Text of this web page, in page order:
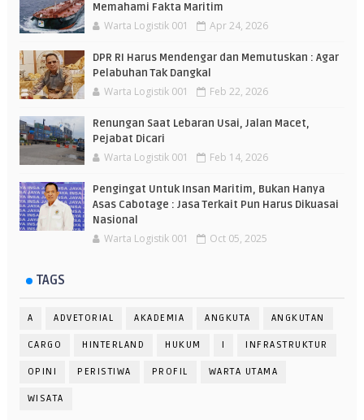
Memahami Fakta Maritim
Warta Logistik 001 Apr 24, 2026
DPR RI Harus Mendengar dan Memutuskan : Agar
Pelabuhan Tak Dangkal
Warta Logistik 001 Feb 22, 2026
Renungan Saat Lebaran Usai, Jalan Macet,
Pejabat Dicari
Warta Logistik 001 Feb 14, 2026
Pengingat Untuk Insan Maritim, Bukan Hanya
Asas Cabotage : Jasa Terkait Pun Harus Dikuasai
Nasional
Warta Logistik 001 Oct 05, 2025
TAGS
A ADVETORIAL AKADEMIA ANGKUTA ANGKUTAN
CARGO HINTERLAND HUKUM I INFRASTRUKTUR
OPINI PERISTIWA PROFIL WARTA UTAMA
WISATA